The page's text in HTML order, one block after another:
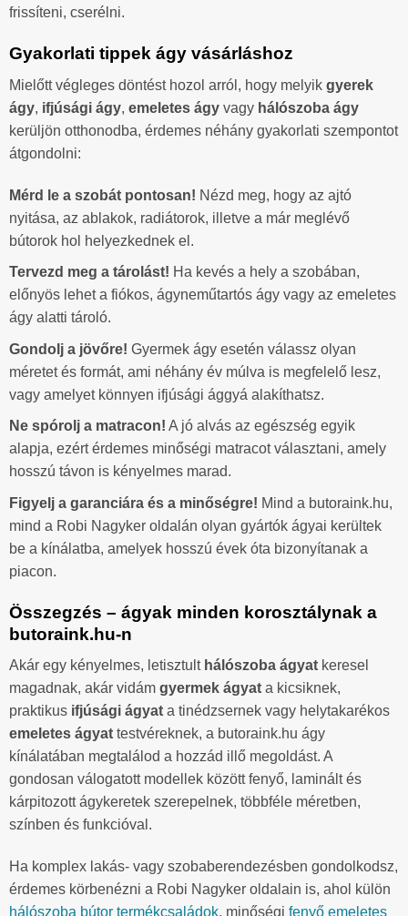
frissíteni, cserélni.
Gyakorlati tippek ágy vásárláshoz
Mielőtt végleges döntést hozol arról, hogy melyik gyerek
ágy, ifjúsági ágy, emeletes ágy vagy hálószoba ágy
kerüljön otthonodba, érdemes néhány gyakorlati szempontot
átgondolni:
Mérd le a szobát pontosan! Nézd meg, hogy az ajtó
nyitása, az ablakok, radiátorok, illetve a már meglévő
bútorok hol helyezkednek el.
Tervezd meg a tárolást! Ha kevés a hely a szobában,
előnyös lehet a fiókos, ágyneműtartós ágy vagy az emeletes
ágy alatti tároló.
Gondolj a jövőre! Gyermek ágy esetén válassz olyan
méretet és formát, ami néhány év múlva is megfelelő lesz,
vagy amelyet könnyen ifjúsági ággyá alakíthatsz.
Ne spórolj a matracon! A jó alvás az egészség egyik
alapja, ezért érdemes minőségi matracot választani, amely
hosszú távon is kényelmes marad.
Figyelj a garanciára és a minőségre! Mind a butoraink.hu,
mind a Robi Nagyker oldalán olyan gyártók ágyai kerültek
be a kínálatba, amelyek hosszú évek óta bizonyítanak a
piacon.
Összegzés – ágyak minden korosztálynak a
butoraink.hu-n
Akár egy kényelmes, letisztult hálószoba ágyat keresel
magadnak, akár vidám gyermek ágyat a kicsiknek,
praktikus ifjúsági ágyat a tinédzsernek vagy helytakarékos
emeletes ágyat testvéreknek, a butoraink.hu ágy
kínálatában megtalálod a hozzád illő megoldást. A
gondosan válogatott modellek között fenyő, laminált és
kárpitozott ágykeretek szerepelnek, többféle méretben,
színben és funkcióval.
Ha komplex lakás- vagy szobaberendezésben gondolkodsz,
érdemes körbenézni a Robi Nagyker oldalain is, ahol külön
hálószoba bútor termékcsaládok, minőségi fenyő emeletes